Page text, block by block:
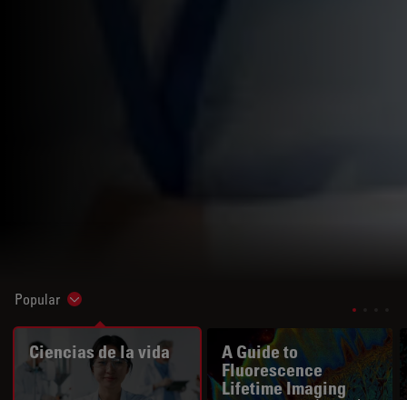
Popular Show subnavigation
Ciencias de la vida
A Guide to
Fluorescence
Lifetime Imaging